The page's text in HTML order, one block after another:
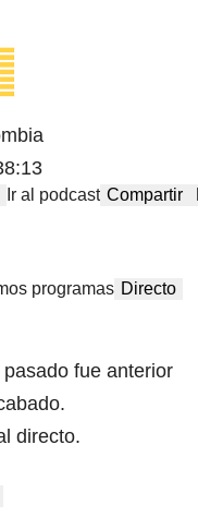
Ir al podcast Compartir
programas Directo
fue anterior
directo.